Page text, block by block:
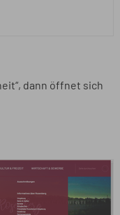
dann öffnet sich